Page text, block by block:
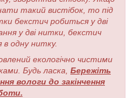
такий вистібок, то під
бекстич робиться у дві
у дві нитки, бекстич
в одну нитку.
екологічно чистими
Будь ласка, Бережіть
вологи до закінчення